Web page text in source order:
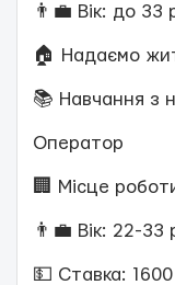
👨‍💼 Вік: до 33
🏠 Надаємо
📚 Навчання з
Оператор
🏢 Місце
👨‍💼 Вік: 22-33
💵 Ставка: 1600